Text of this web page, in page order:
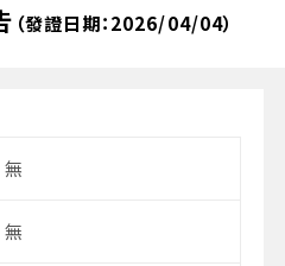
（發證日期：2026/04/04）
無
無